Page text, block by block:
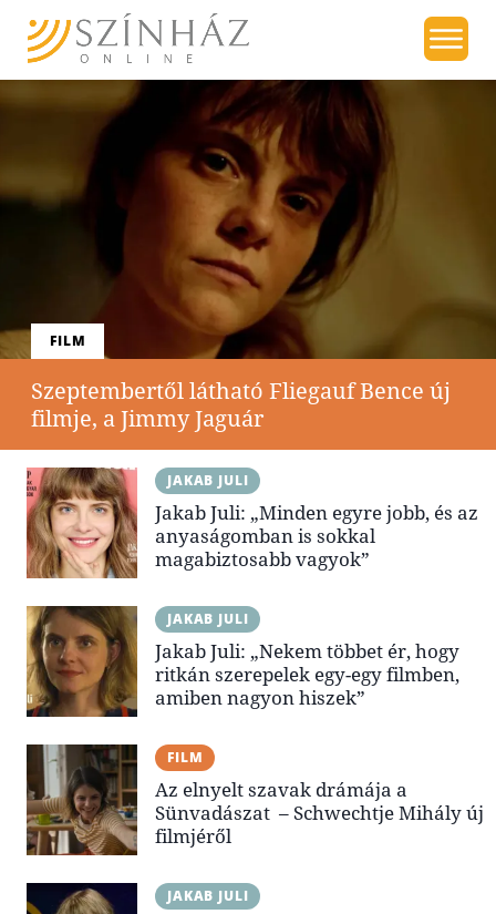
FILM
Szeptembertől látható Fliegauf Bence új
filmje, a Jimmy Jaguár
JAKAB JULI
Jakab Juli: „Minden egyre jobb, és az
anyaságomban is sokkal
magabiztosabb vagyok”
JAKAB JULI
Jakab Juli: „Nekem többet ér, hogy
ritkán szerepelek egy-egy filmben,
amiben nagyon hiszek”
FILM
Az elnyelt szavak drámája a
Sünvadászat – Schwechtje Mihály új
filmjéről
JAKAB JULI